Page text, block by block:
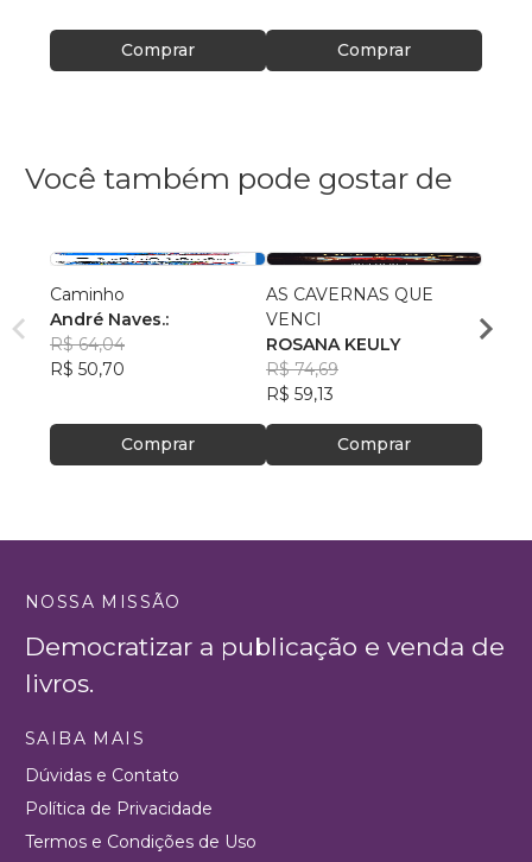
Comprar Comprar
Você também pode gostar de
Caminho
André Naves.:
R$ 64,04
R$ 50,70
Comprar
AS CAVERNAS QUE
VENCI
ROSANA KEULY
R$ 74,69
R$ 59,13
Comprar
Chris
R$
NOSSA MISSÃO
Democratizar a publicação e venda de
livros.
SAIBA MAIS
Dúvidas e Contato
Política de Privacidade
Termos e Condições de Uso